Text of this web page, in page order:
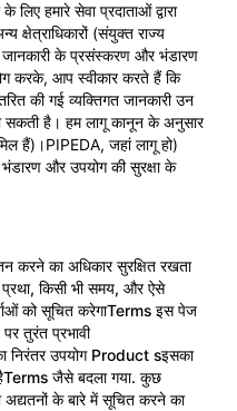
हमारे सेवा प्रदाताओं द्वारा
क्षेत्राधिकारों (संयुक्त राज्य
जानकारी के प्रसंस्करण और भंडारण
करके, आप स्वीकार करते हैं कि
की गई व्यक्तिगत जानकारी उन
सकती है। हम लागू कानून के अनुसार
हैं)।PIPEDA, जहां लागू हो)
और उपयोग की सुरक्षा के
करने का अधिकार सुरक्षित रखता
प्रथा, किसी भी समय, और ऐसे
को सूचित करेगाTerms इस पेज
तुरंत प्रभावी
निरंतर उपयोग Product sइसका
जैसे बदला गया. कुछ
अद्यतनों के बारे में सूचित करने का